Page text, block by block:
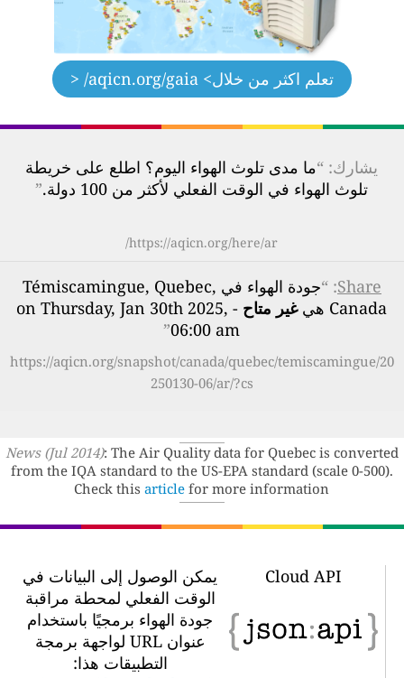
تعلم اكثر من خلال > aqicn.org/gaia/ <
يشارك: “ما مدى تلوث الهواء اليوم؟ اطلع على خريطة
تلوث الهواء في الوقت الفعلي لأكثر من 100 دولة.
”
https://aqicn.org/here/ar/
Share
: “
جودة الهواء في Témiscamingue, Quebec,
Canada هي
غير متاح
- on Thursday, Jan 30th 2025,
06:00 am
”
https://aqicn.org/snapshot/canada/quebec/temiscamingue/20
250130-06/ar/?cs
News (Jul 2014) : The Air Quality data for Quebec is converted
from the IQA standard to the US-EPA standard (scale 0-500).
Check thisarticlefor more information
Cloud API
يمكن الوصول إلى البيانات في
الوقت الفعلي لمحطة مراقبة
جودة الهواء برمجيًا باستخدام
عنوان URL لواجهة برمجة
التطبيقات هذا: